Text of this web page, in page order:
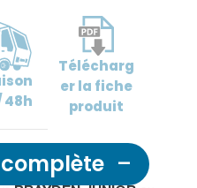
48h
Télécharg
erla fiche
produit